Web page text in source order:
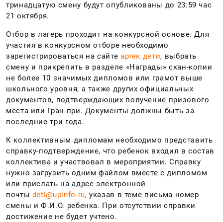
тринадцатую смену будут опубликованы до 23:59 час
21 октября.
Отбор в лагерь проходит на конкурсной основе. Для
участия в конкурсном отборе необходимо
зарегистрироваться на сайте артек.дети, выбрать
смену и прикрепить в разделе «Награды» скан-копии
не более 10 значимых дипломов или грамот выше
школьного уровня, а также других официальных
документов, подтверждающих получение призового
места или Гран-при. Документы должны быть за
последние три года.
К коллективным дипломам необходимо представить
справку-подтверждение, что ребенок входил в состав
коллектива и участвовал в мероприятии. Справку
нужно загрузить одним файлом вместе с дипломом
или прислать на адрес электронной
почты deti@upinfo.ru, указав в теме письма номер
смены и Ф.И.О. ребенка. При отсутствии справки
достижение не будет учтено.